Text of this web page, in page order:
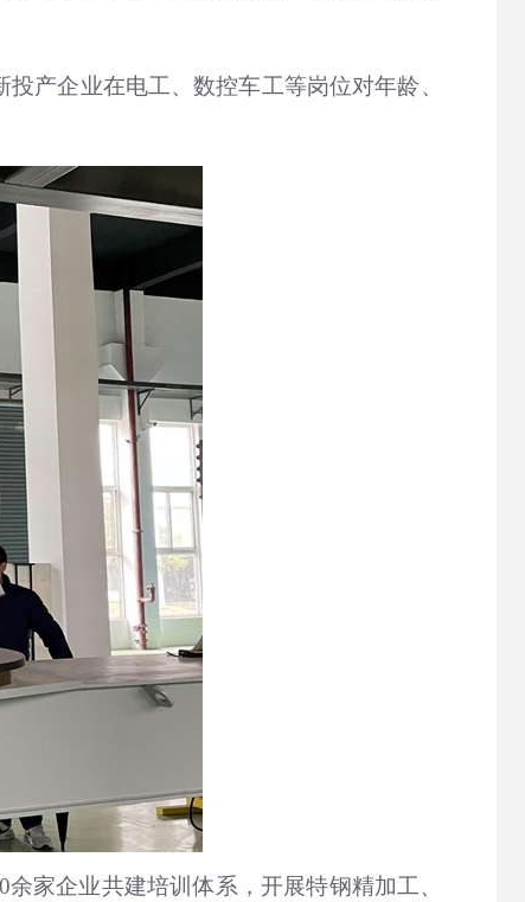
产企业在电工、数控车工等岗位对年龄、
家企业共建培训体系，开展特钢精加工、